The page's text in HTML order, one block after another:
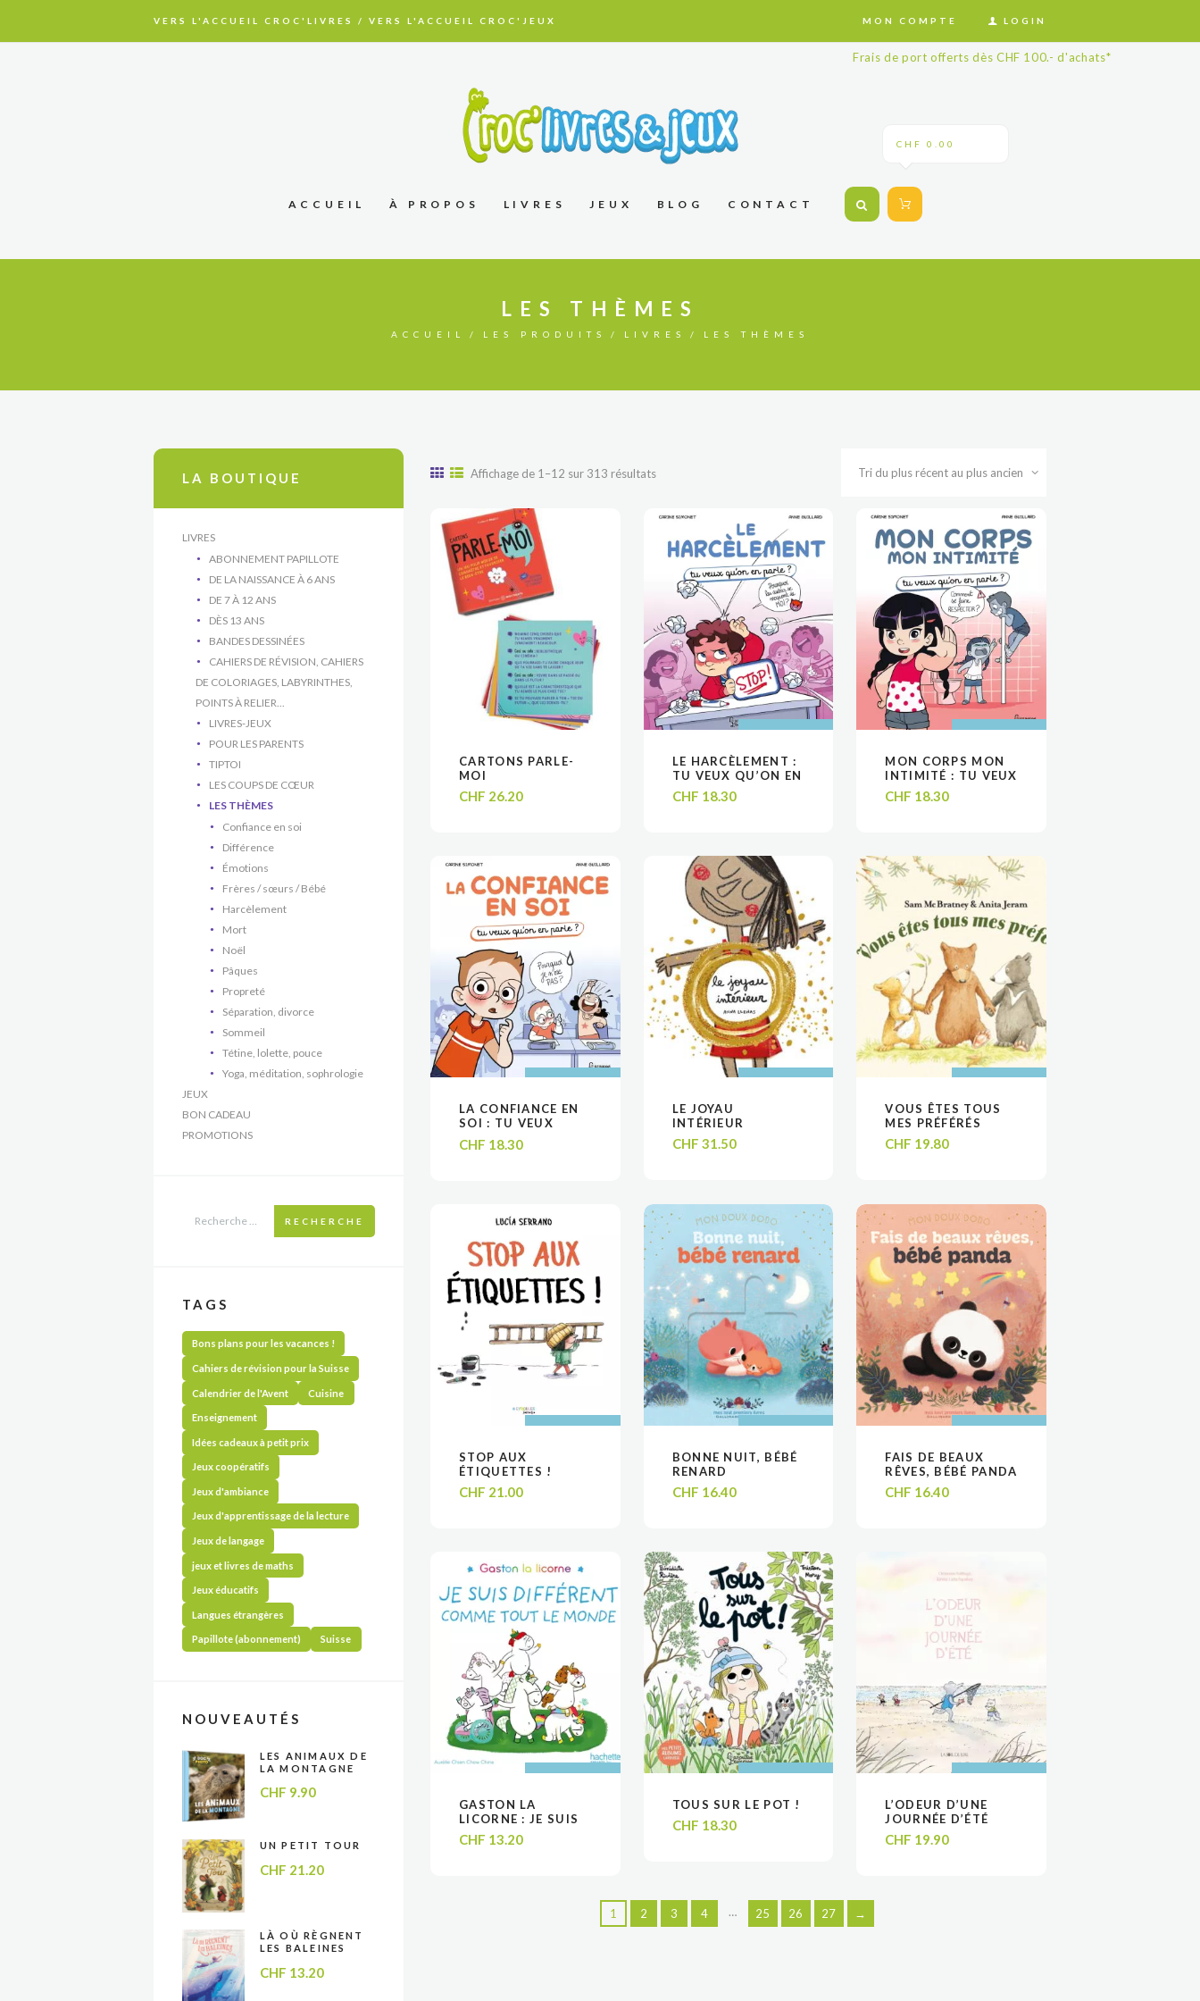
VERS L'ACCUEIL CROC'LIVRES / VERS L'ACCUEIL CROC'JEUX MON COMPTE LOGIN
Frais de port offerts dès CHF 100.- d'achats*
ACCUEIL À PROPOS LIVRES JEUX BLOG CONTACT
CHF 0.00
LES THÈMES
ACCUEIL LES PRODUITS LIVRES LES THÈMES
Affichage de 1–12 sur 313 résultatsTrié
au
ancien
VOIR
VOIR
LIRE LA SUITE
LIRE LA SUITE
CARTONS PARLE-
MOI
CHF 26.20
VOIR
VOIR
PANIER
PANIER
LE HARCÈLEMENT :
TU VEUX QU’ON EN
PARLE ?
CHF 18.30
VOIR
VOIR
PANIER
PANIER
MON CORPS MON
INTIMITÉ : TU VEUX
QU’ON EN PARLE ?
CHF 18.30
VOIR
VOIR
LA CONFIANCE EN
SOI : TU VEUX
QU’ON EN PARLE ?
CHF 18.30
VOIR
VOIR
LE JOYAU
INTÉRIEUR
CHF 31.50
VOIR
VOIR
VOUS ÊTES TOUS
MES PRÉFÉRÉS
CHF 19.80
VOIR
VOIR
STOP AUX
ÉTIQUETTES !
CHF 21.00
VOIR
VOIR
AJOUTER AU
PANIER
AJOUTER AU
PANIER
BONNE NUIT, BÉBÉ
RENARD
CHF 16.40
VOIR
VOIR
PANIER
PANIER
FAIS DE BEAUX
RÊVES, BÉBÉ PANDA
CHF 16.40
VOIR
VOIR
PANIER
PANIER
GASTON LA
LICORNE : JE SUIS
DIFFÉRENT, COMME
TOUT LE MONDE
CHF 13.20
VOIR
VOIR
PANIER
PANIER
TOUS SUR LE POT !
CHF 18.30
VOIR
VOIR
PANIER
PANIER
L’ODEUR D’UNE
JOURNÉE D’ÉTÉ
CHF 19.90
1 2 3 4 … 25 26 27 →
LA BOUTIQUE
LIVRES
ABONNEMENT PAPILLOTE
DE LA NAISSANCE À 6 ANS
DE 7 À 12 ANS
DÈS 13 ANS
BANDES DESSINÉES
CAHIERS DE RÉVISION, CAHIERS
DE COLORIAGES, LABYRINTHES,
POINTS À RELIER...
LIVRES-JEUX
POUR LES PARENTS
TIPTOI
LES COUPS DE CŒUR
LES THÈMES
Confiance en soi
Différence
Émotions
Frères / sœurs / Bébé
Harcèlement
Mort
Noël
Pâques
Propreté
Séparation, divorce
Sommeil
Tétine, lolette, pouce
Yoga, méditation, sophrologie
JEUX
BON CADEAU
PROMOTIONS
RECHERCHE
TAGS
Bons plans pour les vacances !
Cahiers de révision pour la Suisse
Calendrier de l'Avent Cuisine
Enseignement
Idées cadeaux à petit prix
Jeux coopératifs
Jeux d'ambiance
Jeux d'apprentissage de la lecture
Jeux de langage
jeux et livres de maths
Jeux éducatifs
Langues étrangères
Papillote (abonnement) Suisse
NOUVEAUTÉS
LES ANIMAUX DE
LA MONTAGNE
CHF 9.90
UN PETIT TOUR
CHF 21.20
LÀ OÙ RÈGNENT
LES BALEINES
CHF 13.20